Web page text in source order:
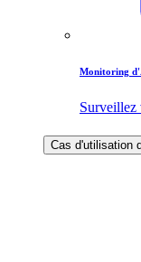
Monitoring
Surveillez
Cas d'utilisation